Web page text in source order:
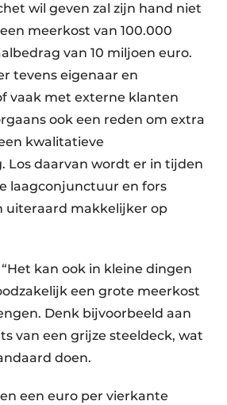
wil geven zal zijn hand niet
meerkost van 100.000
van 10 miljoen euro.
tevens eigenaar en
vaak met externe klanten
ook een reden om extra
kwalitatieve
Los daarvan wordt er in tijden
laagconjunctuur en fors
uiteraard makkelijker op
“Het kan ook in kleine dingen
een grote meerkost
Denk bijvoorbeeld aan
van een grijze steeldeck, wat
doen.
een euro per vierkante